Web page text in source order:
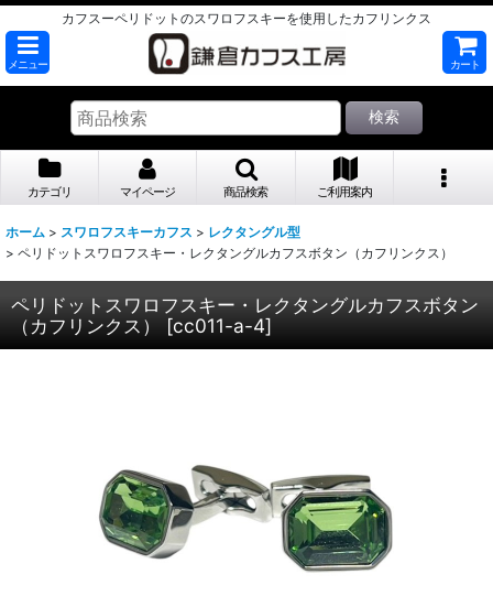
カフスーペリドットのスワロフスキーを使用したカフリンクス
メニュー カート
検索
カテゴリ マイページ 商品検索 ご利用案内
ホーム > スワロフスキーカフス > レクタングル型
> ペリドットスワロフスキー・レクタングルカフスボタン（カフリンクス）
ペリドットスワロフスキー・レクタングルカフスボタン
（カフリンクス）
[cc011-a-4]